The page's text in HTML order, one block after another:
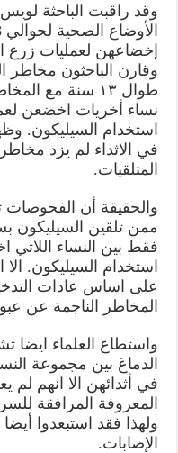
وقد راقبت الباحثة
إخضاعهن لعمليات زرع
وقارن الباحثون مخاطر
طوال ۱۳ سنة مع
نساء أخريات اخضعن
استخدام السيليكون.
في الاثداء لم يزد
المتلقيات.
فقط بين النساء
استخدام السيليكون.
على اساس عادات
المخاطر الناجمة عن
الدماغ بين مجموعة
في أثدائهن الا انهم لم
المعروفة المرافقة
ولهذا فقد استبعدوا
الإصابات.